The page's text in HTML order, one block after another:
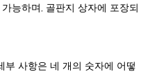
능하며, 골판지 상자에 포장되
사항은 네 개의 숫자에 어떻